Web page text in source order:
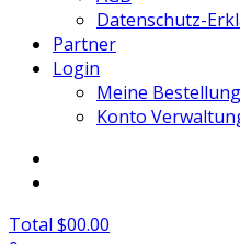
Datenschutz-
Partner
Login
Meine
Konto
Total $00.00